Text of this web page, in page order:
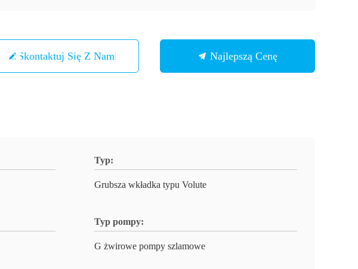
Skontaktuj Się Z Nami Najlepszą Cenę
Typ:
Grubsza wkładka typu Volute
Typ pompy:
G żwirowe pompy szlamowe